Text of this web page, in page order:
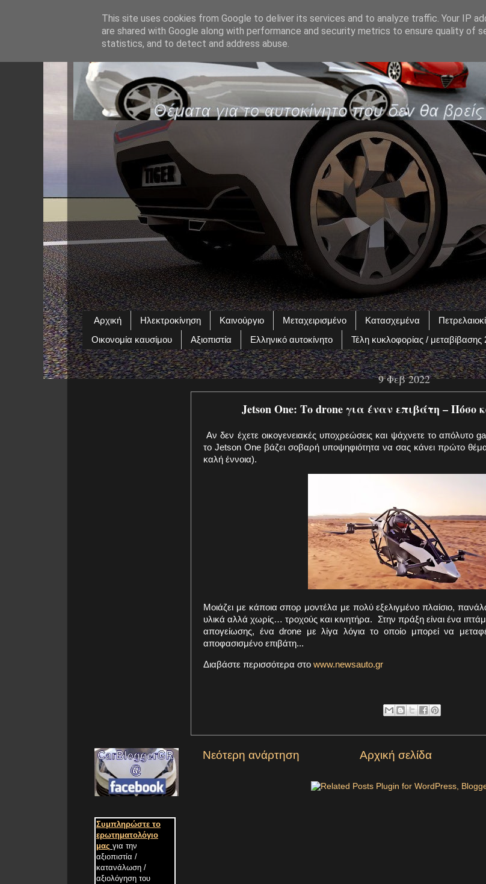
Αρχική Ηλεκτροκίνηση Καινούργιο Μεταχειρισμένο Κατασχεμένα
Οικονομία καυσίμου
Αξιοπιστία Ελληνικό αυτοκίνητο Τέλη κυκλοφορίας / μεταβίβασης
9 Φεβ 2022
Jetson One: Το drone για έναν επιβάτη – Πόσο
Αν δεν έχετε οικογενειακές υποχρεώσεις και ψάχνετε το απόλυτο
το Jetson One βάζει σοβαρή υποψηφιότητα να σας κάνει πρώτο
καλή έννοια).
Μοιάζει με κάποια σπορ μοντέλα με πολύ εξελιγμένο πλαίσιο,
υλικά αλλά χωρίς… τροχούς και κινητήρα. Στην πράξη είναι ένα
απογείωσης, ένα drone με λίγα λόγια το οποίο μπορεί να
αποφασισμένο επιβάτη...
Διαβάστε περισσότερα στο www.newsauto.gr
Νεότερη ανάρτηση Αρχική σελίδα
Συμπληρώστε το
ερωτηματολόγιο
μας για την
αξιοπιστία /
κατανάλωση /
αξιολόγηση του
This site uses cookies from Google to deliver its services and to analyze traffic. Your IP
are shared with Google along with performance and security metrics to ensure quality of
statistics, and to detect and address abuse.